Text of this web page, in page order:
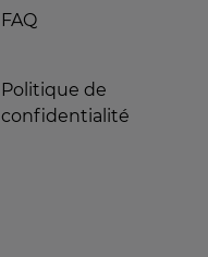
FAQ
Politique de
confidentialité